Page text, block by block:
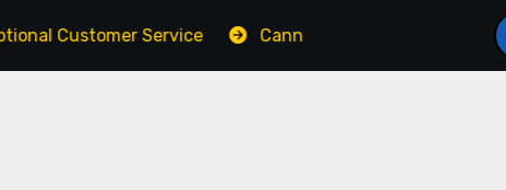
Customer Service Cannabis Marketing Strategies